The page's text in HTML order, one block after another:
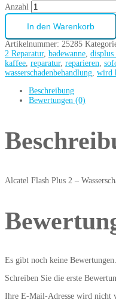
Anzahl
In den Warenkorb
Artikelnummer: 25285
2 Reparatur, badewanne,
kaffee, reparatur, reparieren,
wasserschadenbehandlung, wird
Beschreibung
Bewertungen (0)
Alcatel Flash Plus 2 –
Es gibt noch keine Bewertungen.
Schreiben Sie die erste
Ihre E-Mail-Adresse wird nicht